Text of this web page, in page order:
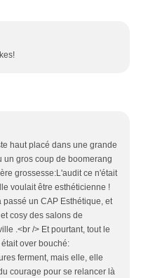
haut placé dans une grande
un gros coup de boomerang
grossesse:L'audit ce n'était
voulait être esthéticienne !
un CAP Esthétique, et
cosy des salons de
.<br /> Et pourtant, tout le
over bouché:
ferment, mais elle, elle
courage pour se relancer là